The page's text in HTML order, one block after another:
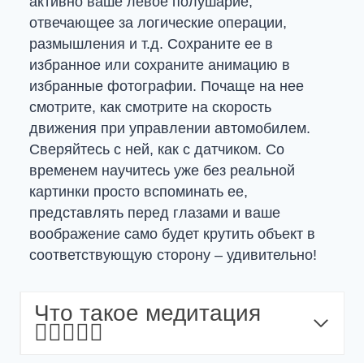
отвечающее за логические операции,
размышления и т.д. Сохраните ее в
избранное или сохраните анимацию в
избранные фотографии. Почаще на нее
смотрите, как смотрите на скорость
движения при управлении автомобилем.
Сверяйтесь с ней, как с датчиком. Со
временем научитесь уже без реальной
картинки просто вспоминать ее,
представлять перед глазами и ваше
воображение само будет крутить объект в
соответствующую сторону – удивительно!
Что такое медитация
🧘🏻‍♂️🧘‍♀️